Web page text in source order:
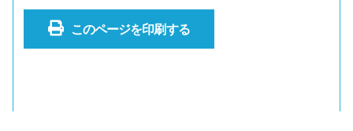
このページを印刷する